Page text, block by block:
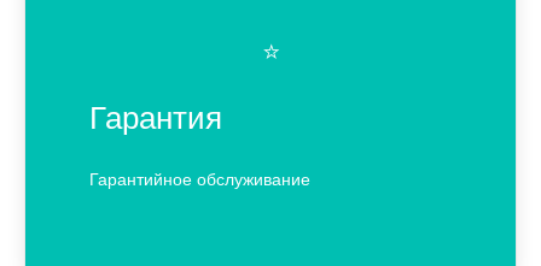
⭐️
Гарантия
Гарантийное обслуживание